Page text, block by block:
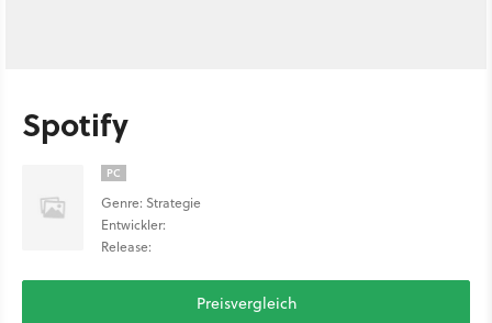
Spotify
PC
Genre: Strategie
Entwickler:
Release:
Preisvergleich